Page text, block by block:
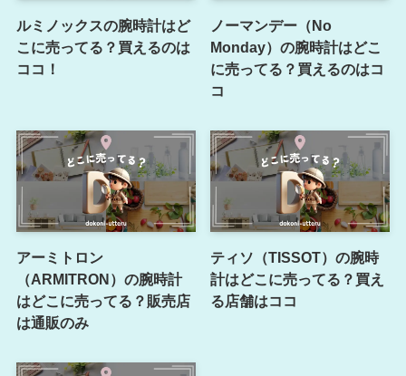
ルミノックスの腕時計はど
こに売ってる？買えるのは
ココ！
ノーマンデー（No
Monday）の腕時計はどこ
に売ってる？買えるのはコ
コ
アーミトロン
（ARMITRON）の腕時計
はどこに売ってる？販売店
は通販のみ
ティソ（TISSOT）の腕時
計はどこに売ってる？買え
る店舗はココ